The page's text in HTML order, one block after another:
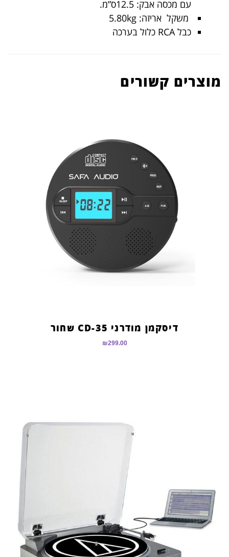
עם מכסה אבק: 12.5ס”מ.
משקל אריזה: 5.80kg
כבל RCA כלול בערכה
מוצרים קשורים
דיסקמן מודרני CD-35 שחור
₪299.00